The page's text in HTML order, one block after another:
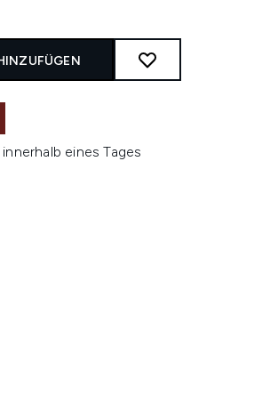
eines Tages